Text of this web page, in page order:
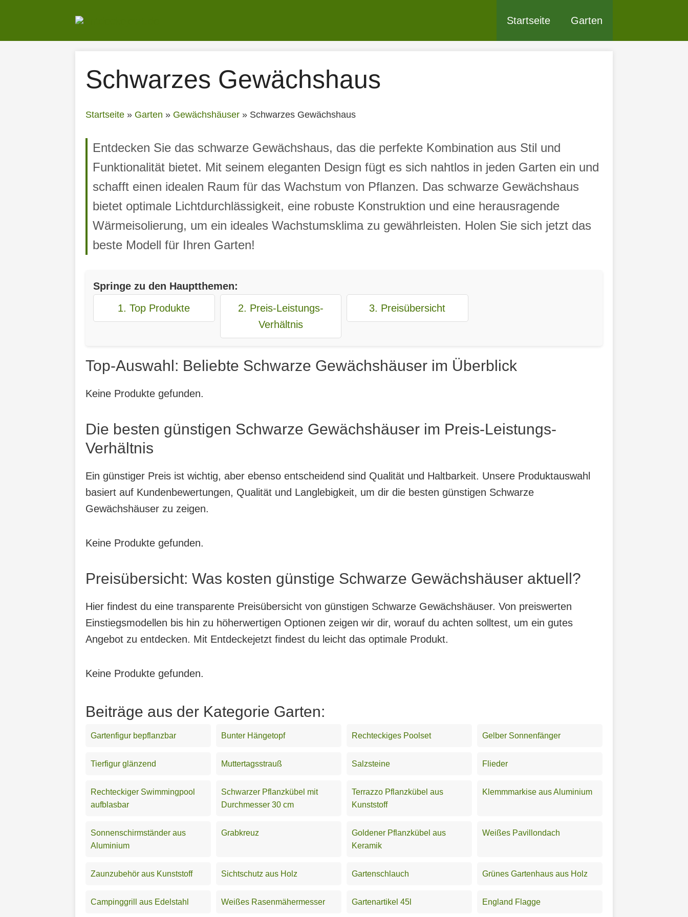
springen
Startseite Garten
Schwarzes Gewächshaus
Startseite » Garten » Gewächshäuser » Schwarzes Gewächshaus
Entdecken Sie das schwarze Gewächshaus, das die perfekte Kombination aus Stil und
Funktionalität bietet. Mit seinem eleganten Design fügt es sich nahtlos in jeden Garten ein und
schafft einen idealen Raum für das Wachstum von Pflanzen. Das schwarze Gewächshaus
bietet optimale Lichtdurchlässigkeit, eine robuste Konstruktion und eine herausragende
Wärmeisolierung, um ein ideales Wachstumsklima zu gewährleisten. Holen Sie sich jetzt das
beste Modell für Ihren Garten!
Springe zu den Hauptthemen:
1. Top Produkte
2. Preis-Leistungs-
Verhältnis
3. Preisübersicht
Top-Auswahl: Beliebte Schwarze Gewächshäuser im Überblick
Keine Produkte gefunden.
Die besten günstigen Schwarze Gewächshäuser im Preis-Leistungs-
Verhältnis
Ein günstiger Preis ist wichtig, aber ebenso entscheidend sind Qualität und Haltbarkeit. Unsere Produktauswahl
basiert auf Kundenbewertungen, Qualität und Langlebigkeit, um dir die besten günstigen Schwarze
Gewächshäuser zu zeigen.
Keine Produkte gefunden.
Preisübersicht: Was kosten günstige Schwarze Gewächshäuser aktuell?
Hier findest du eine transparente Preisübersicht von günstigen Schwarze Gewächshäuser. Von preiswerten
Einstiegsmodellen bis hin zu höherwertigen Optionen zeigen wir dir, worauf du achten solltest, um ein gutes
Angebot zu entdecken. Mit Entdeckejetzt findest du leicht das optimale Produkt.
Keine Produkte gefunden.
Beiträge aus der Kategorie Garten:
Gartenfigur bepflanzbar Bunter Hängetopf Rechteckiges Poolset Gelber Sonnenfänger
Tierfigur glänzend Muttertagsstrauß Salzsteine Flieder
Rechteckiger Swimmingpool
aufblasbar
Schwarzer Pflanzkübel mit
Durchmesser 30 cm
Terrazzo Pflanzkübel aus
Kunststoff
Klemmmarkise aus Aluminium
Sonnenschirmständer aus
Aluminium
Grabkreuz
Goldener Pflanzkübel aus
Keramik
Weißes Pavillondach
Zaunzubehör aus Kunststoff Sichtschutz aus Holz Gartenschlauch Grünes Gartenhaus aus Holz
Campinggrill aus Edelstahl Weißes Rasenmähermesser Gartenartikel 45l England Flagge